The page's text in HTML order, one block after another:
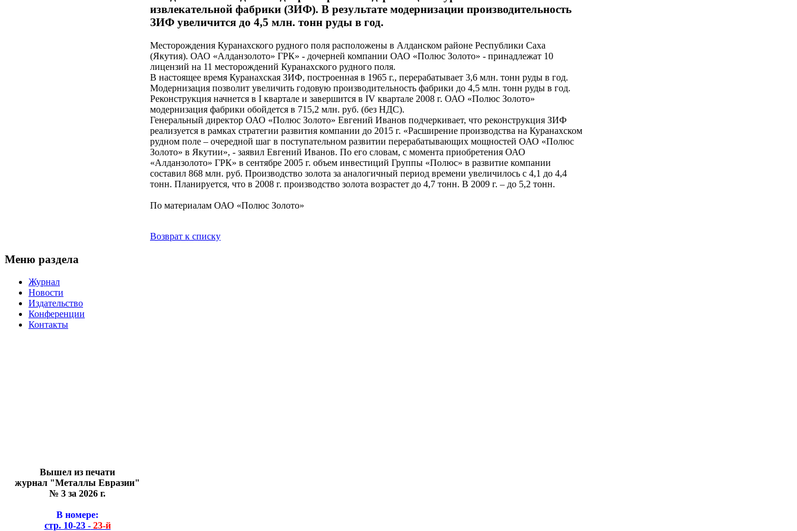
извлекательной фабрики (ЗИФ). В результате модернизации производительность
ЗИФ увеличится до 4,5 млн. тонн руды в год.
Месторождения Куранахского рудного поля расположены в Алданском районе Республики Саха
(Якутия). ОАО «Алданзолото» ГРК» - дочерней компании ОАО «Полюс Золото» - принадлежат 10
лицензий на 11 месторождений Куранахского рудного поля.
В настоящее время Куранахская ЗИФ, построенная в 1965 г., перерабатывает 3,6 млн. тонн руды в год.
Модернизация позволит увеличить годовую производительность фабрики до 4,5 млн. тонн руды в год.
Реконструкция начнется в I квартале и завершится в IV квартале 2008 г. ОАО «Полюс Золото»
модернизация фабрики обойдется в 715,2 млн. руб. (без НДС).
Генеральный директор ОАО «Полюс Золото» Евгений Иванов подчеркивает, что реконструкция ЗИФ
реализуется в рамках стратегии развития компании до 2015 г. «Расширение производства на Куранахском
рудном поле – очередной шаг в поступательном развитии перерабатывающих мощностей ОАО «Полюс
Золото» в Якутии», - заявил Евгений Иванов. По его словам, с момента приобретения ОАО
«Алданзолото» ГРК» в сентябре 2005 г. объем инвестиций Группы «Полюс» в развитие компании
составил 868 млн. руб. Производство золота за аналогичный период времени увеличилось с 4,1 до 4,4
тонн. Планируется, что в 2008 г. производство золота возрастет до 4,7 тонн. В 2009 г. – до 5,2 тонн.
По материалам ОАО «Полюс Золото»
Возврат к списку
Меню раздела
Журнал
Новости
Издательство
Конференции
Контакты
Вышел из печати
журнал "Металлы Евразии"
№ 3 за 2026 г.
В номере:
стр. 10-23 -23-й